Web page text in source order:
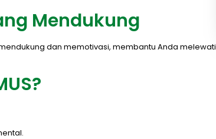
Mendukung
dan memotivasi, membantu Anda melewati